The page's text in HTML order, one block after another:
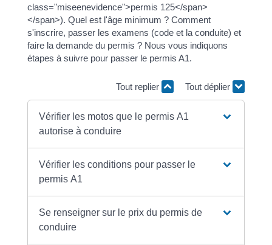
class="miseenevidence">permis 125</span>
</span>). Quel est l'âge minimum ? Comment
s'inscrire, passer les examens (code et la conduite) et
faire la demande du permis ? Nous vous indiquons
étapes à suivre pour passer le permis A1.
Tout replier Tout déplier
Vérifier les motos que le permis A1
autorise à conduire
Vérifier les conditions pour passer le
permis A1
Se renseigner sur le prix du permis de
conduire